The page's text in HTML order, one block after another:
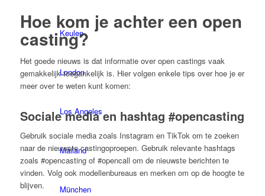
Keulen
London
Los Angeles
Mailand
München
Hoe kom je achter een open
casting?
Het goede nieuws is dat informatie over open castings vaak
gemakkelijk toegankelijk is. Hier volgen enkele tips over hoe je er
meer over te weten kunt komen:
Sociale media en hashtag #opencasting
Gebruik sociale media zoals Instagram en TikTok om te zoeken
naar de nieuwste castingoproepen. Gebruik relevante hashtags
zoals #opencasting of #opencall om de nieuwste berichten te
vinden. Volg ook modellenbureaus en merken om op de hoogte te
blijven.